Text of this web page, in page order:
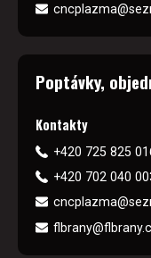
Poptávky,
Kontakty
+420 725 825
+420 702 040